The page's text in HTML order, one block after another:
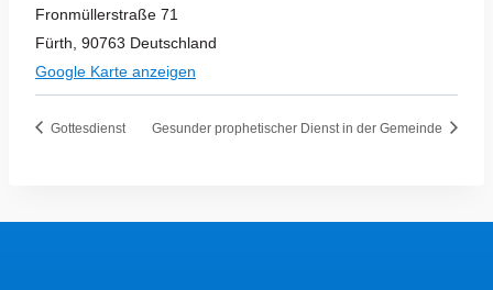
Fronmüllerstraße 71
Fürth, 90763 Deutschland
Google Karte anzeigen
Gottesdienst Gesunder prophetischer Dienst in der Gemeinde